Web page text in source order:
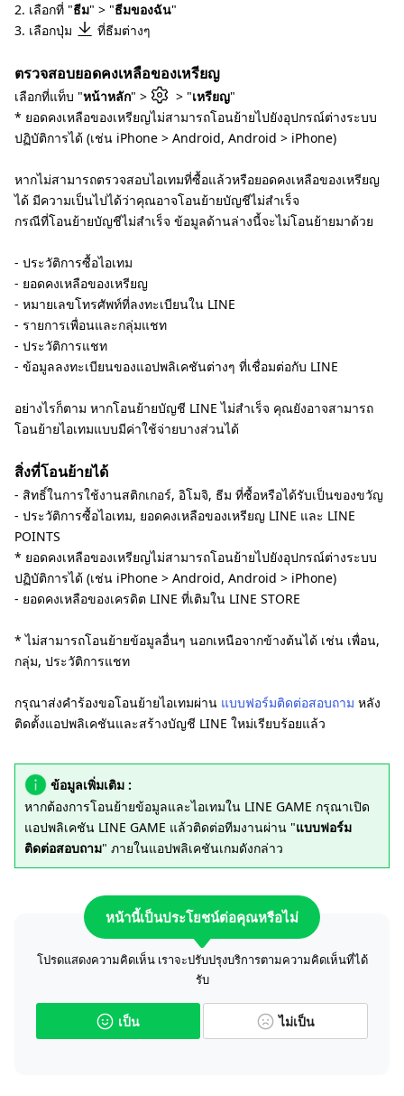
2. เลือกที่ "ธีม" > "ธีมของฉัน"
3. เลือกปุ่ม
ที่ธีมต่างๆ
ตรวจสอบยอดคงเหลือของเหรียญ
เลือกที่แท็บ "หน้าหลัก" > > "เหรียญ"
* ยอดคงเหลือของเหรียญไม่สามารถโอนย้ายไปยังอุปกรณ์ต่างระบบ
ปฏิบัติการได้ (เช่น iPhone > Android, Android > iPhone)
หากไม่สามารถตรวจสอบไอเทมที่ซื้อแล้วหรือยอดคงเหลือของเหรียญ
ได้ มีความเป็นไปได้ว่าคุณอาจโอนย้ายบัญชีไม่สำเร็จ
กรณีที่โอนย้ายบัญชีไม่สำเร็จ ข้อมูลด้านล่างนี้จะไม่โอนย้ายมาด้วย
- ประวัติการซื้อไอเทม
- ยอดคงเหลือของเหรียญ
- หมายเลขโทรศัพท์ที่ลงทะเบียนใน LINE
- รายการเพื่อนและกลุ่มแชท
- ประวัติการแชท
- ข้อมูลลงทะเบียนของแอปพลิเคชันต่างๆ ที่เชื่อมต่อกับ LINE
อย่างไรก็ตาม หากโอนย้ายบัญชี LINE ไม่สำเร็จ คุณยังอาจสามารถ
โอนย้ายไอเทมแบบมีค่าใช้จ่ายบางส่วนได้
สิ่งที่โอนย้ายได้
- สิทธิ์ในการใช้งานสติกเกอร์, อิโมจิ, ธีม ที่ซื้อหรือได้รับเป็นของขวัญ
- ประวัติการซื้อไอเทม, ยอดคงเหลือของเหรียญ LINE และ LINE
POINTS
* ยอดคงเหลือของเหรียญไม่สามารถโอนย้ายไปยังอุปกรณ์ต่างระบบ
ปฏิบัติการได้ (เช่น iPhone > Android, Android > iPhone)
- ยอดคงเหลือของเครดิต LINE ที่เติมใน LINE STORE
* ไม่สามารถโอนย้ายข้อมูลอื่นๆ นอกเหนือจากข้างต้นได้ เช่น เพื่อน,
กลุ่ม, ประวัติการแชท
กรุณาส่งคำร้องขอโอนย้ายไอเทมผ่าน แบบฟอร์มติดต่อสอบถาม หลัง
ติดตั้งแอปพลิเคชันและสร้างบัญชี LINE ใหม่เรียบร้อยแล้ว
ข้อมูลเพิ่มเติม :
หากต้องการโอนย้ายข้อมูลและไอเทมใน LINE GAME กรุณาเปิด
แอปพลิเคชัน LINE GAME แล้วติดต่อทีมงานผ่าน "แบบฟอร์ม
ติดต่อสอบถาม" ภายในแอปพลิเคชันเกมดังกล่าว
หน้านี้เป็นประโยชน์ต่อคุณหรือไม่
โปรดแสดงความคิดเห็น เราจะปรับปรุงบริการตามความคิดเห็นที่ได้
รับ
เป็น ไม่เป็น